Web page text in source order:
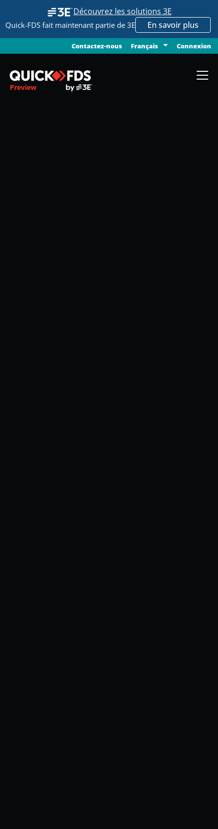
Découvrez les solutions 3E
Quick-FDS fait maintenant partie de 3E En savoir plus
Contactez-nous Français Connexion
Preview